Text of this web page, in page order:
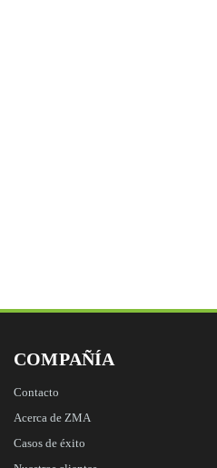
COMPAÑÍA
Contacto
Acerca de ZMA
Casos de éxito